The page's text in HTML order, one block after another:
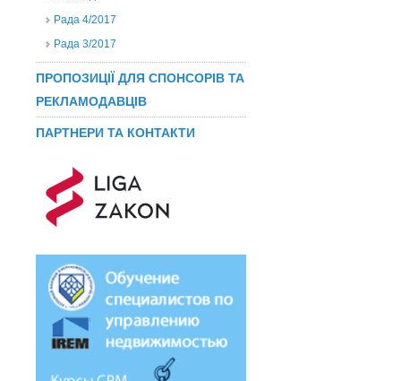
Рада 4/2017
Рада 3/2017
ПРОПОЗИЦІЇ ДЛЯ СПОНСОРІВ ТА
РЕКЛАМОДАВЦІВ
ПАРТНЕРИ ТА КОНТАКТИ